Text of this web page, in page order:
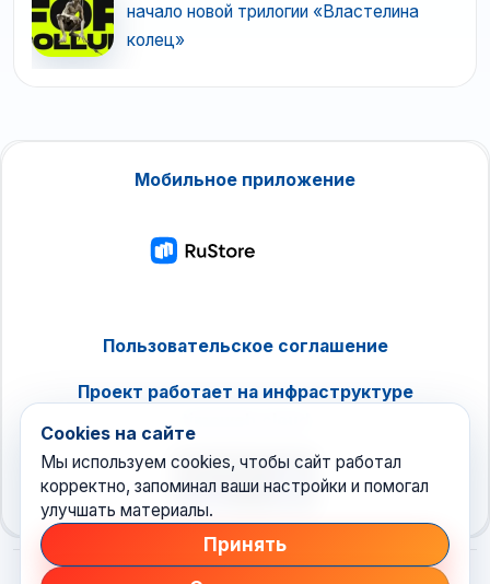
начало новой трилогии «Властелина
колец»
Мобильное приложение
Пользовательское соглашение
Проект работает на инфраструктуре
Cookies на сайте
Мы используем cookies, чтобы сайт работал
корректно, запоминал ваши настройки и помогал
улучшать материалы.
Принять